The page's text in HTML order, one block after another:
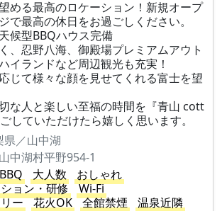
める最高のロケーション！新規オープ
で最高の休日をお過ごしください。
候型BBQハウス完備
、忍野八海、御殿場プレミアムアウト
イランドなど周辺観光も充実！
じて様々な顔を見せてくれる富士を望
な人と楽しい至福の時間を『青山 cott
していただけたら嬉しく思います。
県／山中湖
中湖村平野954-1
大人数
おしゃれ
ョン・研修
Wi-Fi
ー
花火OK 全館禁煙
温泉近隣